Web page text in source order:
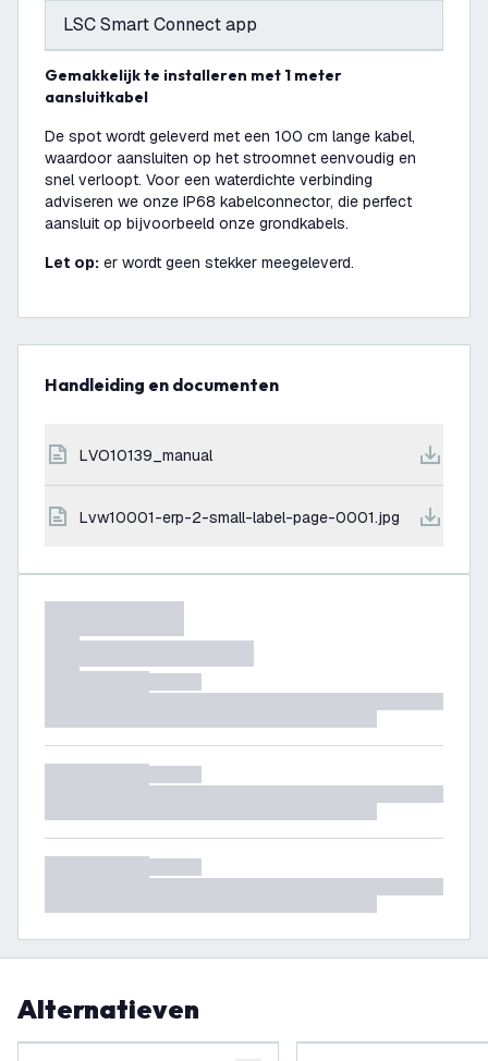
LSC Smart Connect app
Gemakkelijk te installeren met 1 meter
aansluitkabel
De spot wordt geleverd met een 100 cm lange kabel,
waardoor aansluiten op het stroomnet eenvoudig en
snel verloopt. Voor een waterdichte verbinding
adviseren we onze IP68 kabelconnector, die perfect
aansluit op bijvoorbeeld onze grondkabels.
Let op: er wordt geen stekker meegeleverd.
Handleiding en documenten
LVO10139_manual
lvw10001-erp-2-small-label-page-0001.jpg
Alternatieven